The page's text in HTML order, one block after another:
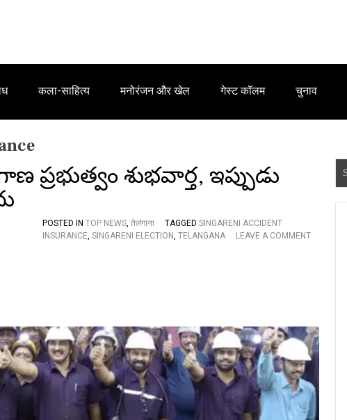
कला-साहित्य मनोरंजन और खेल गेस्ट कॉलम चुनाव
ప్రభుత్వం శుభవార్త, ఇప్పుడు
POSTED IN TOP NEWS, तेलंगाना TAGGED SINGARENI ACCIDENT
INSURANCE, SINGARENI ELECTION, TELANGANA
LEAVE A COMMENT
ద్యో
గు
ల
కు
e
a